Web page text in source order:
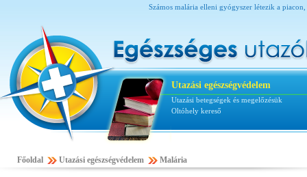
Számos malária elleni gyógyszer létezik a
Utazási egészségvédelem
Utazási betegségek és megelőzésük
Oltóhely kereső
Főoldal Utazási egészségvédelem Malária